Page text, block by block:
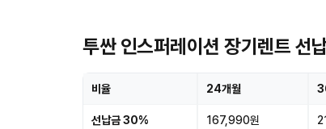
투싼 인스퍼레이션 장기렌트 선
비율 24개월
선납금 30% 167,990원